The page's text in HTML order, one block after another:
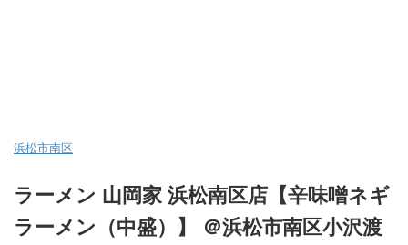
浜松市南区
ラーメン 山岡家 浜松南区店【辛味噌ネギ
ラーメン（中盛）】 ＠浜松市南区小沢渡